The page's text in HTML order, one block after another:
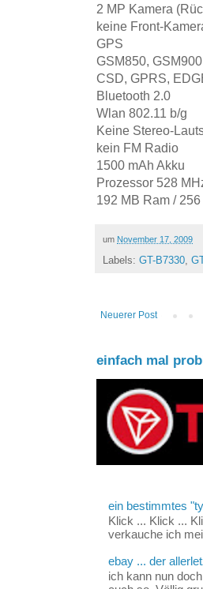
2 MP Kamera
keine Front-
GPS
GSM850,
CSD, GPRS,
Bluetooth 2.0
Wlan 802.11 b/g
Keine Stereo-
kein FM Radio
1500 mAh Akku
Prozessor 528
192 MB Ram /
um November 17, 2009
Labels: GT-B7330,
Neuerer Post
einfach mal
ein bestimmtes
Klick ... Klick ...
verkauche ich
ebay ... der
ich kann nun